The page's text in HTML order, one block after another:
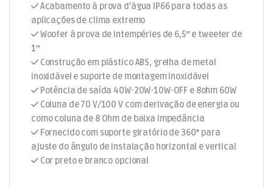
Acabamento à prova d’água IP66 para todas as
aplicações de clima extremo
Woofer à prova de intempéries de 6,5″ e tweeter de
1″
Construção em plástico ABS, grelha de metal
inoxidável e suporte de montagem inoxidável
Potência de saída 40W-20W-10W-OFF e 8ohm 60W
Coluna de 70 V/100 V com derivação de energia ou
como coluna de 8 Ohm de baixa impedância
Fornecido com suporte giratório de 360° para
ajuste do ângulo de instalação horizontal e vertical
Cor preto e branco opcional